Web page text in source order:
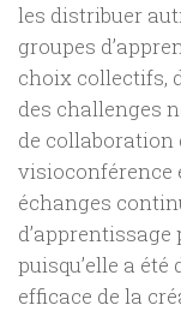
les distribuer
groupes
choix collectifs,
des challenges
de collaboration
visioconférence
échanges
puisqu’elle a été
efficace de la